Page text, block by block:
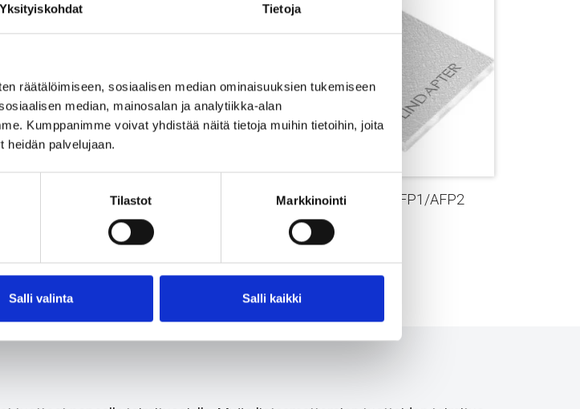
Yksityiskohdat Tietoja
räätälöimiseen, sosiaalisen median ominaisuuksien tukemiseen
median, mainosalan ja analytiikka-alan
Kumppanimme voivat yhdistää näitä tietoja muihin tietoihin, joita
heidän palvelujaan.
Tilastot Markkinointi
Salli valinta Salli kaikki
Lindapter Type AFW
Varmforsinket
Lindapter Type AFP1/AFP2
aluslevy